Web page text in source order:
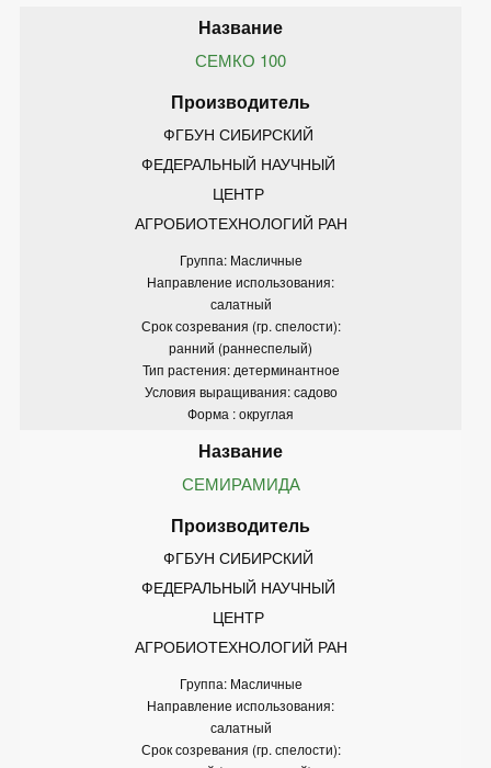
СЕМКО 100
ФГБУН СИБИРСКИЙ
ФЕДЕРАЛЬНЫЙ НАУЧНЫЙ
ЦЕНТР
АГРОБИОТЕХНОЛОГИЙ РАН
Группа: Масличные
Направление использования:
салатный
Срок созревания (гр. спелости):
ранний (раннеспелый)
Тип растения: детерминантное
Условия выращивания: садово
Форма : округлая
СЕМИРАМИДА
ФГБУН СИБИРСКИЙ
ФЕДЕРАЛЬНЫЙ НАУЧНЫЙ
ЦЕНТР
АГРОБИОТЕХНОЛОГИЙ РАН
Группа: Масличные
Направление использования:
салатный
Срок созревания (гр. спелости):